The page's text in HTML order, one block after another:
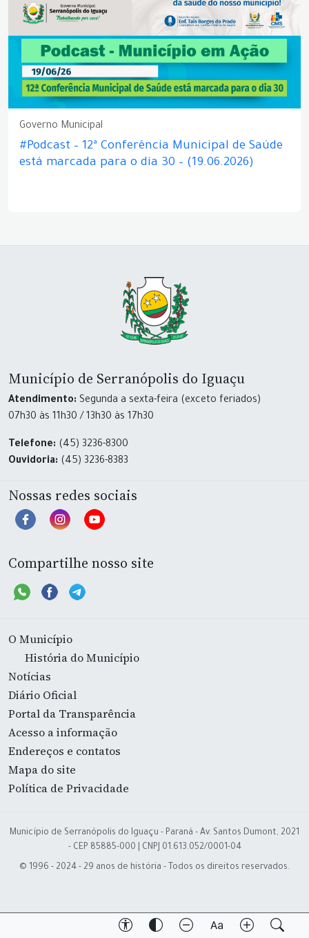
Governo Municipal
#Podcast – 12ª Conferência Municipal de Saúde
está marcada para o dia 30 – (19.06.2026)
Município de Serranópolis do Iguaçu
Atendimento: Segunda a sexta-feira (exceto feriados)
07h30 às 11h30 / 13h30 às 17h30
Telefone: (45) 3236-8300
Ouvidoria: (45) 3236-8383
Nossas redes sociais
Compartilhe nosso site
O Município
História do Município
Notícias
Diário Oficial
Portal da Transparência
Acesso a informação
Endereços e contatos
Mapa do site
Política de Privacidade
Município de Serranópolis do Iguaçu - Paraná - Av. Santos Dumont, 2021
- CEP 85885-000 | CNPJ 01.613.052/0001-04
© 1996 - 2024 - 29 anos de história - Todos os direitos reservados.